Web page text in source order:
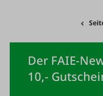
Der FAIE-
10,-